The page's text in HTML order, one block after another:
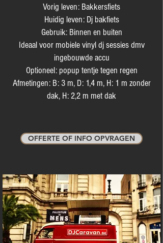
Vorig leven: Bakkersfiets
Huidig leven: Dj bakfiets
Gebruik: Binnen en buiten
Ideaal voor mobiele vinyl dj sessies dmv
ingebouwde accu
Optioneel: popup tentje tegen regen
Afmetingen: B: 3 m, D: 1,4 m, H: 1 m zonder
dak, H: 2,2 m met dak
OFFERTE OF INFO OPVRAGEN